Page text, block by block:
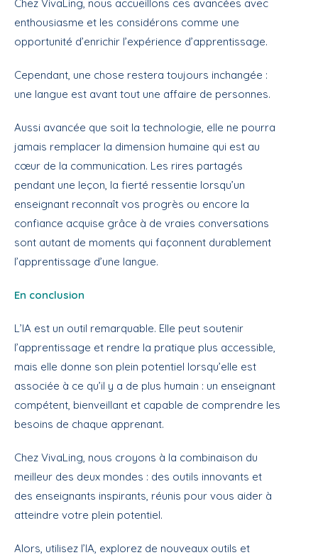
Chez VivaLing, nous accueillons ces avancées avec
enthousiasme et les considérons comme une
opportunité d’enrichir l’expérience d’apprentissage.
Cependant, une chose restera toujours inchangée :
une langue est avant tout une affaire de personnes.
Aussi avancée que soit la technologie, elle ne pourra
jamais remplacer la dimension humaine qui est au
cœur de la communication. Les rires partagés
pendant une leçon, la fierté ressentie lorsqu’un
enseignant reconnaît vos progrès ou encore la
confiance acquise grâce à de vraies conversations
sont autant de moments qui façonnent durablement
l’apprentissage d’une langue.
En conclusion
L’IA est un outil remarquable. Elle peut soutenir
l’apprentissage et rendre la pratique plus accessible,
mais elle donne son plein potentiel lorsqu’elle est
associée à ce qu’il y a de plus humain : un enseignant
compétent, bienveillant et capable de comprendre les
besoins de chaque apprenant.
Chez VivaLing, nous croyons à la combinaison du
meilleur des deux mondes : des outils innovants et
des enseignants inspirants, réunis pour vous aider à
atteindre votre plein potentiel.
Alors, utilisez l’IA, explorez de nouveaux outils et